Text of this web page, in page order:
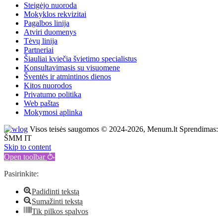
Steigėjo nuoroda
Mokyklos rekvizitai
Pagalbos linija
Atviri duomenys
Tėvų linija
Partneriai
Šiauliai kviečia švietimo specialistus
Konsultavimasis su visuomene
Šventės ir atmintinos dienos
Kitos nuorodos
Privatumo politika
Web paštas
Mokymosi aplinka
Visos teisės saugomos © 2024-2026, Menum.lt Sprendimas:
ŠMM IT
Skip to content
Open toolbar
Pasirinkite:
Padidinti tekstą
Sumažinti tekstą
Tik pilkos spalvos